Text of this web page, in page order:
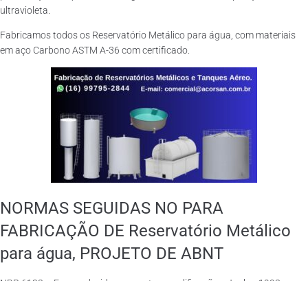
ultravioleta.
Fabricamos todos os Reservatório Metálico para água, com materiais
em aço Carbono ASTM A-36 com certificado.
NORMAS SEGUIDAS NO PARA
FABRICAÇÃO DE Reservatório Metálico
para água, PROJETO DE ABNT